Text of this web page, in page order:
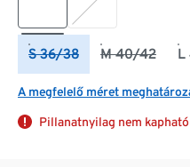
S 36/38 M 40/42 L
A megfelelő méret
Pillanatnyilag nem kapható